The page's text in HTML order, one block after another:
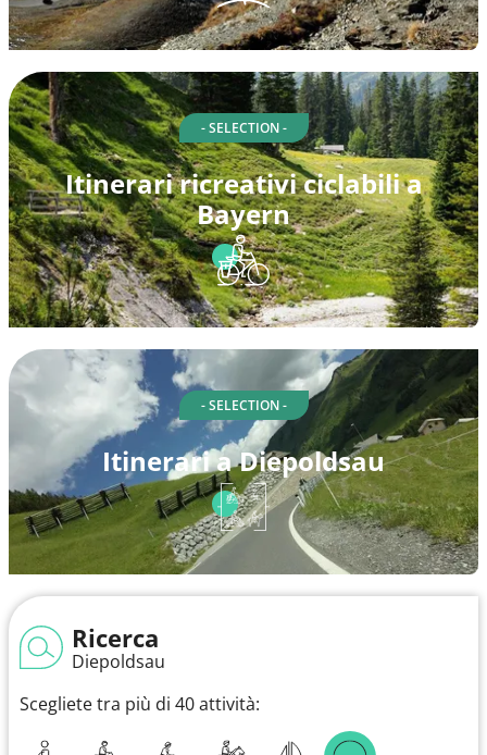
- SELECTION -
Itinerari ricreativi ciclabili a
Bayern
- SELECTION -
Itinerari a Diepoldsau
Ricerca
Diepoldsau
Scegliete tra più di 40 attività: